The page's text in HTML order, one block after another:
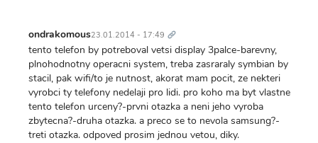
ondrakomous23.01.2014 - 17:49 odkaz
tento telefon by potreboval vetsi display 3palce-barevny,
plnohodnotny operacni system, treba zasraraly symbian by
stacil, pak wifi/to je nutnost, akorat mam pocit, ze nekteri
vyrobci ty telefony nedelaji pro lidi. pro koho ma byt vlastne
tento telefon urceny?-prvni otazka a neni jeho vyroba
zbytecna?-druha otazka. a preco se to nevola samsung?-
treti otazka. odpoved prosim jednou vetou, diky.